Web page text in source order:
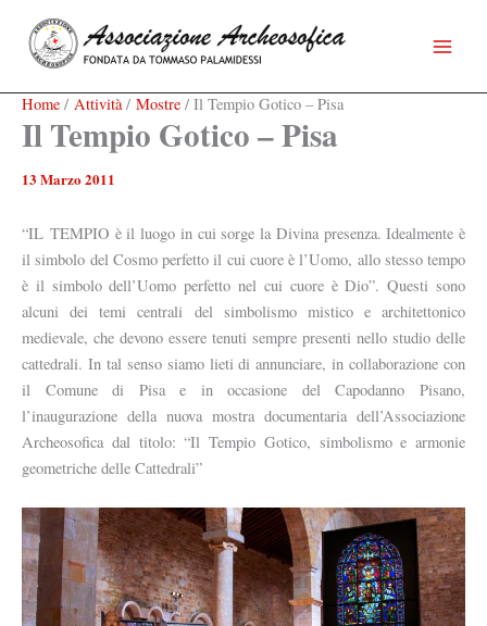
contenuto
Home Attività Mostre Il Tempio Gotico – Pisa
Il Tempio Gotico – Pisa
13 Marzo 2011
“IL TEMPIO è il luogo in cui sorge la Divina presenza. Idealmente è
il simbolo del Cosmo perfetto il cui cuore è l’Uomo, allo stesso tempo
è il simbolo dell’Uomo perfetto nel cui cuore è Dio”. Questi sono
alcuni dei temi centrali del simbolismo mistico e architettonico
medievale, che devono essere tenuti sempre presenti nello studio delle
cattedrali. In tal senso siamo lieti di annunciare, in collaborazione con
il Comune di Pisa e in occasione del Capodanno Pisano,
l’inaugurazione della nuova mostra documentaria dell’Associazione
Archeosofica dal titolo: “Il Tempio Gotico, simbolismo e armonie
geometriche delle Cattedrali”